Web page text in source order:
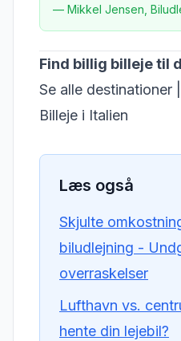
— Mikkel Jensen,
Find billig billeje til
Se alle destinationer
Billeje i Italien
Læs også
Skjulte
biludlejning -
overraskelser
Lufthavn vs.
hente din lejebil?